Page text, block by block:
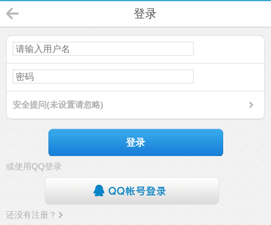
登录
安全提问(未设置请忽略)
登录
或使用QQ登录
还没有注册？